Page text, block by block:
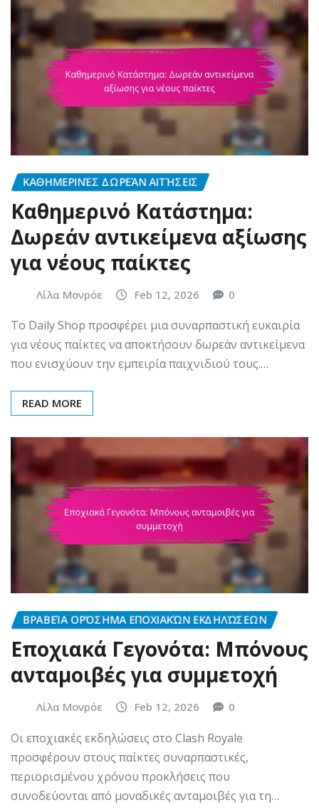
ΚΑΘΗΜΕΡΙΝΈΣ ΔΩΡΕΆΝ ΑΙΤΉΣΕΙΣ
Καθημερινό Κατάστημα:
Δωρεάν αντικείμενα αξίωσης
για νέους παίκτες
Λίλα Μονρόε Feb 12, 2026 0
Το Daily Shop προσφέρει μια συναρπαστική ευκαιρία
για νέους παίκτες να αποκτήσουν δωρεάν αντικείμενα
που ενισχύουν την εμπειρία παιχνιδιού τους.…
READ MORE
ΒΡΑΒΕΊΑ ΟΡΌΣΗΜΑ ΕΠΟΧΙΑΚΏΝ ΕΚΔΗΛΏΣΕΩΝ
Εποχιακά Γεγονότα: Μπόνους
ανταμοιβές για συμμετοχή
Λίλα Μονρόε Feb 12, 2026 0
Οι εποχιακές εκδηλώσεις στο Clash Royale
προσφέρουν στους παίκτες συναρπαστικές,
περιορισμένου χρόνου προκλήσεις που
συνοδεύονται από μοναδικές ανταμοιβές για τη…